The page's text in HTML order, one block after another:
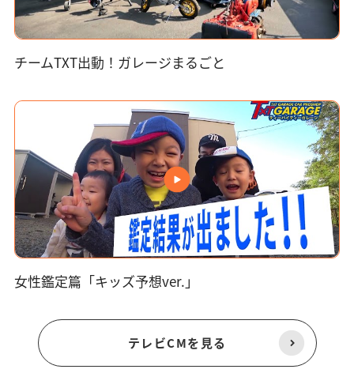
チームTXT出動！ガレージまるごと
女性鑑定篇「キッズ予想ver.」
テレビCMを見る